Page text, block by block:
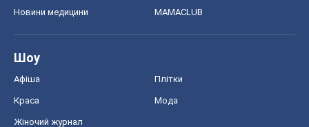
Новини медицини MAMACLUB
Шоу
Афіша Плітки
Краса Мода
Жіночий журнал